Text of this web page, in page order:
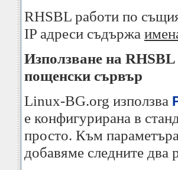
RHSBL работи по
IP адреси съдържа
Използване на
пощенски сървър
Linux-BG.org използва
е конфигурирана в
просто. Към
добавяме следните два